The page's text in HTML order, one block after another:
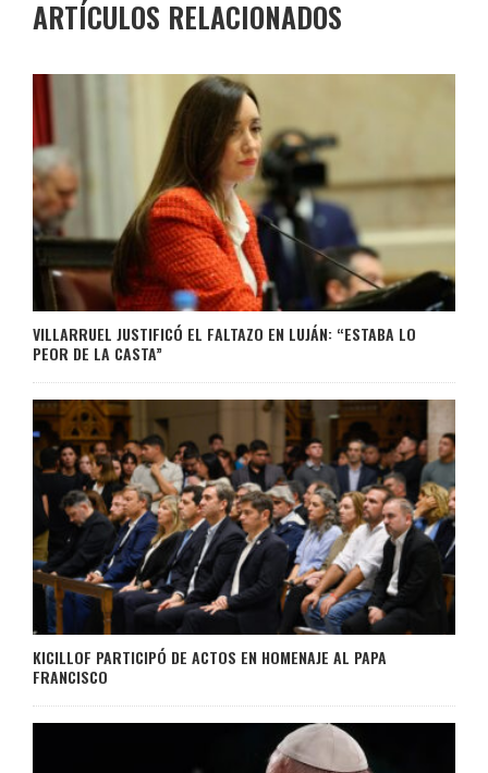
ARTÍCULOS RELACIONADOS
VILLARRUEL JUSTIFICÓ EL FALTAZO EN LUJÁN: “ESTABA LO
PEOR DE LA CASTA”
KICILLOF PARTICIPÓ DE ACTOS EN HOMENAJE AL PAPA
FRANCISCO